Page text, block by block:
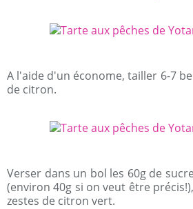
A l'aide d'un économe, tailler 6-7
de citron.
Verser dans un bol les 60g de
(environ 40g si on veut être
zestes de citron vert.